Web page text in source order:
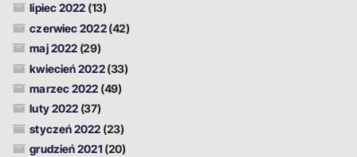
lipiec 2022 (13)
czerwiec 2022(42)
maj 2022 (29)
kwiecień 2022(33)
marzec 2022 (49)
luty 2022 (37)
styczeń 2022 (23)
grudzień 2021 (20)